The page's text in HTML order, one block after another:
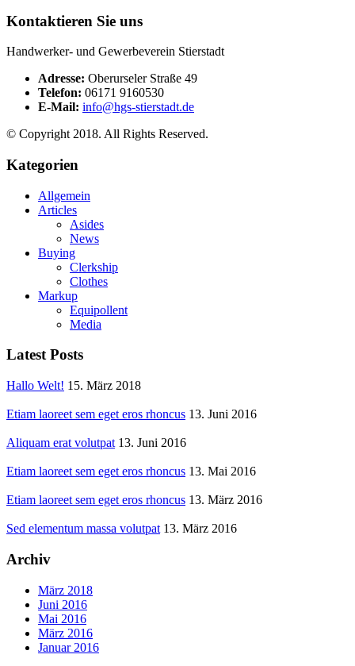
Kontaktieren Sie uns
Handwerker- und Gewerbeverein Stierstadt
Adresse: Oberurseler Straße 49
Telefon: 06171 9160530
E-Mail: info@hgs-stierstadt.de
© Copyright 2018. All Rights Reserved.
Kategorien
Allgemein
Articles
Asides
News
Buying
Clerkship
Clothes
Markup
Equipollent
Media
Latest Posts
Hallo Welt! 15. März 2018
Etiam laoreet sem eget eros rhoncus 13. Juni 2016
Aliquam erat volutpat 13. Juni 2016
Etiam laoreet sem eget eros rhoncus 13. Mai 2016
Etiam laoreet sem eget eros rhoncus 13. März 2016
Sed elementum massa volutpat 13. März 2016
Archiv
März 2018
Juni 2016
Mai 2016
März 2016
Januar 2016